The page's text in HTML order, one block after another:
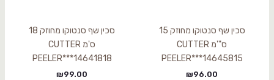
סכין שף סנטוקו מחוזק 15
ס"'מ CUTTER
PEELER***14645815
₪96.00
סכין שף סנטוקו מחוזק 18
ס'מ CUTTER
PEELER***14641818
₪99.00